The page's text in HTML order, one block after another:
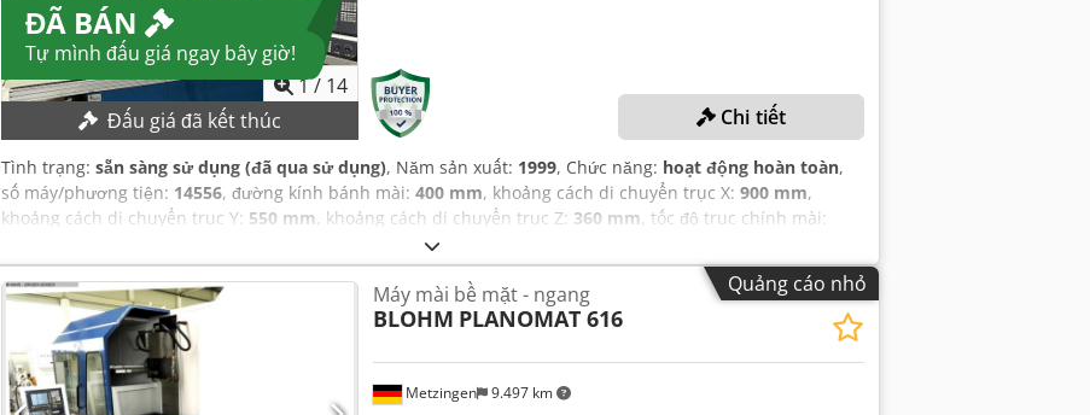
ĐÃ BÁN
Tự mình đấu giá ngay bây giờ!
1/ 14
Đấu giá đã kết thúc
Chi tiết
Tình trạng: sẵn sàng sử dụng (đã qua sử dụng), Năm sản xuất: 1999, Chức năng: hoạt động hoàn toàn,
số máy/phương tiện: 14556, đường kính bánh mài: 400 mm, khoảng cách di chuyển trục X: 900 mm,
khoảng cách di chuyển trục Y: 550 mm, khoảng cách di chuyển trục Z: 360 mm, tốc độ trục chính mài:
Quảng cáo nhỏ
Metzingen 9.497 km
Máy mài bề mặt - ngang
BLOHM PLANOMAT 616